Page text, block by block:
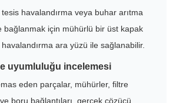
havalandırma veya buhar arıtma
bağlanmak için mühürlü bir üst kapak
ara yüzü ile sağlanabilir.
uyumluluğu incelemesi
eden parçalar, mühürler, filtre
boru bağlantıları, gerçek çözücü